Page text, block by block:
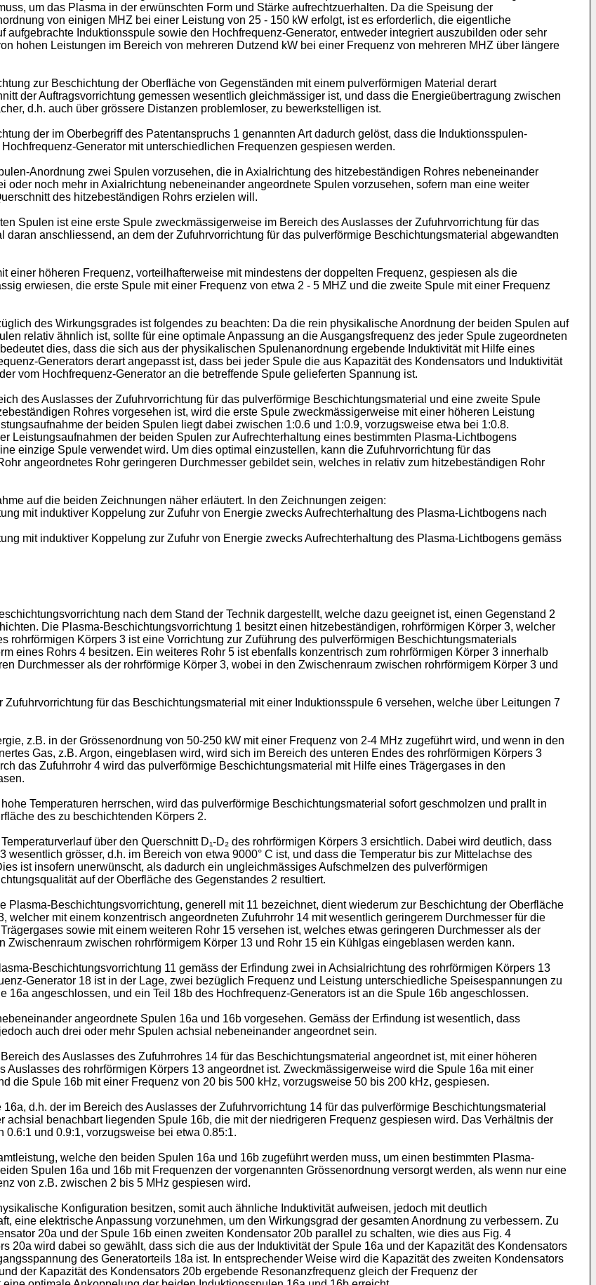
um das Plasma in der erwünschten Form und Stärke aufrechtzuerhalten. Da die Speisung der
von einigen MHZ bei einer Leistung von 25 - 150 kW erfolgt, ist es erforderlich, die eigentliche
Induktionsspule sowie den Hochfrequenz-Generator, entweder integriert auszubilden oder sehr
hohen Leistungen im Bereich von mehreren Dutzend kW bei einer Frequenz von mehreren MHZ über längere
zur Beschichtung der Oberfläche von Gegenständen mit einem pulverförmigen Material derart
der Auftragsvorrichtung gemessen wesentlich gleichmässiger ist, und dass die Energieübertragung zwischen
d.h. auch über grössere Distanzen problemloser, zu bewerkstelligen ist.
der im Oberbegriff des Patentanspruchs 1 genannten Art dadurch gelöst, dass die Induktionsspulen-
Generator mit unterschiedlichen Frequenzen gespiesen werden.
Anordnung zwei Spulen vorzusehen, die in Axialrichtung des hitzebeständigen Rohres nebeneinander
noch mehr in Axialrichtung nebeneinander angeordnete Spulen vorzusehen, sofern man eine weiter
des hitzebeständigen Rohrs erzielen will.
Spulen ist eine erste Spule zweckmässigerweise im Bereich des Auslasses der Zufuhrvorrichtung für das
anschliessend, an dem der Zufuhrvorrichtung für das pulverförmige Beschichtungsmaterial abgewandten
einer höheren Frequenz, vorteilhafterweise mit mindestens der doppelten Frequenz, gespiesen als die
erwiesen, die erste Spule mit einer Frequenz von etwa 2 - 5 MHZ und die zweite Spule mit einer Frequenz
des Wirkungsgrades ist folgendes zu beachten: Da die rein physikalische Anordnung der beiden Spulen auf
relativ ähnlich ist, sollte für eine optimale Anpassung an die Ausgangsfrequenz des jeder Spule zugeordneten
dies, dass die sich aus der physikalischen Spulenanordnung ergebende Induktivität mit Hilfe eines
Generators derart angepasst ist, dass bei jeder Spule die aus Kapazität des Kondensators und Induktivität
vom Hochfrequenz-Generator an die betreffende Spule gelieferten Spannung ist.
des Auslasses der Zufuhrvorrichtung für das pulverförmige Beschichtungsmaterial und eine zweite Spule
Rohres vorgesehen ist, wird die erste Spule zweckmässigerweise mit einer höheren Leistung
der beiden Spulen liegt dabei zwischen 1:0.6 und 1:0.9, vorzugsweise etwa bei 1:0.8.
Leistungsaufnahmen der beiden Spulen zur Aufrechterhaltung eines bestimmten Plasma-Lichtbogens
einzige Spule verwendet wird. Um dies optimal einzustellen, kann die Zufuhrvorrichtung für das
angeordnetes Rohr geringeren Durchmesser gebildet sein, welches in relativ zum hitzebeständigen Rohr
auf die beiden Zeichnungen näher erläutert. In den Zeichnungen zeigen:
mit induktiver Koppelung zur Zufuhr von Energie zwecks Aufrechterhaltung des Plasma-Lichtbogens nach
mit induktiver Koppelung zur Zufuhr von Energie zwecks Aufrechterhaltung des Plasma-Lichtbogens gemäss
nach dem Stand der Technik dargestellt, welche dazu geeignet ist, einen Gegenstand 2
Die Plasma-Beschichtungsvorrichtung 1 besitzt einen hitzebeständigen, rohrförmigen Körper 3, welcher
rohrförmigen Körpers 3 ist eine Vorrichtung zur Zuführung des pulverförmigen Beschichtungsmaterials
eines Rohrs 4 besitzen. Ein weiteres Rohr 5 ist ebenfalls konzentrisch zum rohrförmigen Körper 3 innerhalb
Durchmesser als der rohrförmige Körper 3, wobei in den Zwischenraum zwischen rohrförmigem Körper 3 und
für das Beschichtungsmaterial mit einer Induktionsspule 6 versehen, welche über Leitungen 7
z.B. in der Grössenordnung von 50-250 kW mit einer Frequenz von 2-4 MHz zugeführt wird, und wenn in den
Gas, z.B. Argon, eingeblasen wird, wird sich im Bereich des unteren Endes des rohrförmigen Körpers 3
das Zufuhrrohr 4 wird das pulverförmige Beschichtungsmaterial mit Hilfe eines Trägergases in den
Temperaturen herrschen, wird das pulverförmige Beschichtungsmaterial sofort geschmolzen und prallt in
des zu beschichtenden Körpers 2.
über den Querschnitt D₁-D₂ des rohrförmigen Körpers 3 ersichtlich. Dabei wird deutlich, dass
grösser, d.h. im Bereich von etwa 9000° C ist, und dass die Temperatur bis zur Mittelachse des
ist insofern unerwünscht, als dadurch ein ungleichmässiges Aufschmelzen des pulverförmigen
auf der Oberfläche des Gegenstandes 2 resultiert.
Plasma-Beschichtungsvorrichtung, generell mit 11 bezeichnet, dient wiederum zur Beschichtung der Oberfläche
welcher mit einem konzentrisch angeordneten Zufuhrrohr 14 mit wesentlich geringerem Durchmesser für die
sowie mit einem weiteren Rohr 15 versehen ist, welches etwas geringeren Durchmesser als der
zwischen rohrförmigem Körper 13 und Rohr 15 ein Kühlgas eingeblasen werden kann.
Beschichtungsvorrichtung 11 gemäss der Erfindung zwei in Achsialrichtung des rohrförmigen Körpers 13
Generator 18 ist in der Lage, zwei bezüglich Frequenz und Leistung unterschiedliche Speisespannungen zu
16a angeschlossen, und ein Teil 18b des Hochfrequenz-Generators ist an die Spule 16b angeschlossen.
angeordnete Spulen 16a und 16b vorgesehen. Gemäss der Erfindung ist wesentlich, dass
auch drei oder mehr Spulen achsial nebeneinander angeordnet sein.
des Auslasses des Zufuhrrohres 14 für das Beschichtungsmaterial angeordnet ist, mit einer höheren
des rohrförmigen Körpers 13 angeordnet ist. Zweckmässigerweise wird die Spule 16a mit einer
die Spule 16b mit einer Frequenz von 20 bis 500 kHz, vorzugsweise 50 bis 200 kHz, gespiesen.
d.h. der im Bereich des Auslasses der Zufuhrvorrichtung 14 für das pulverförmige Beschichtungsmaterial
achsial benachbart liegenden Spule 16b, die mit der niedrigeren Frequenz gespiesen wird. Das Verhältnis der
und 0.9:1, vorzugsweise bei etwa 0.85:1.
welche den beiden Spulen 16a und 16b zugeführt werden muss, um einen bestimmten Plasma-
Spulen 16a und 16b mit Frequenzen der vorgenannten Grössenordnung versorgt werden, als wenn nur eine
von z.B. zwischen 2 bis 5 MHz gespiesen wird.
Konfiguration besitzen, somit auch ähnliche Induktivität aufweisen, jedoch mit deutlich
eine elektrische Anpassung vorzunehmen, um den Wirkungsgrad der gesamten Anordnung zu verbessern. Zu
20a und der Spule 16b einen zweiten Kondensator 20b parallel zu schalten, wie dies aus Fig. 4
20a wird dabei so gewählt, dass sich die aus der Induktivität der Spule 16a und der Kapazität des Kondensators
des Generatorteils 18a ist. In entsprechender Weise wird die Kapazität des zweiten Kondensators
der Kapazität des Kondensators 20b ergebende Resonanzfrequenz gleich der Frequenz der